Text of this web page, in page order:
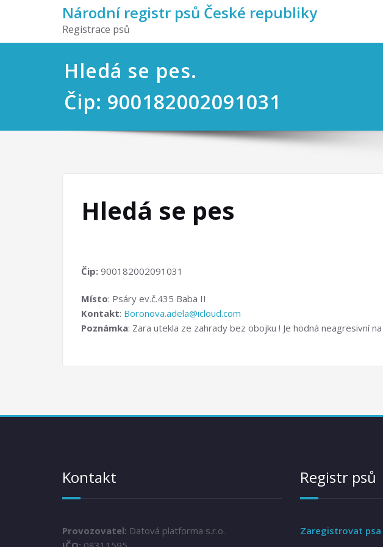
Národní registr psů České republiky
Registrace psů
Hledá se pes.
Čip: 900182002091031
Hledá se pes
Čip: 900182002091031
Místo: Psáry ev.č.435 Baba II
Kontakt: Boronova.adela@icloud.com
Poznámka: Zara utekla ze zahrady bez obojku ! Je hodná neagresivní
Kontakt
Provozovatel: Datová platforma s.r.o.
Registr psů
Zaregistrovat psa